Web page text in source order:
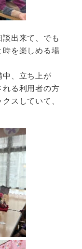
出来て、でも
を楽しめる場
、立ち上が
れる利用者の方
スしていて、